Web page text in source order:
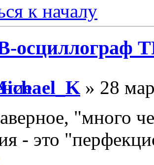
к началу
осциллограф
» 28
"много
- это